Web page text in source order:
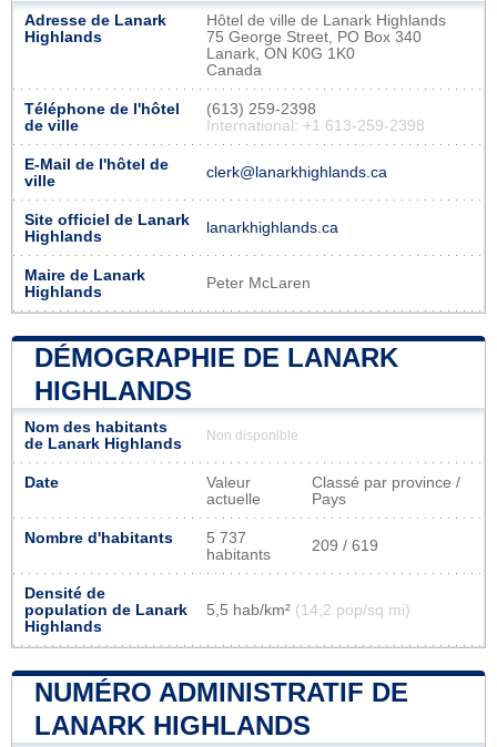
Adresse de Lanark
Highlands
Hôtel de ville de Lanark Highlands
75 George Street, PO Box 340
Lanark, ON K0G 1K0
Canada
Téléphone de l'hôtel
de ville
(613) 259-2398
International: +1 613-259-2398
E-Mail de l'hôtel de
ville
clerk@lanarkhighlands.ca
Site officiel de Lanark
Highlands
lanarkhighlands.ca
Maire de Lanark
Highlands
Peter McLaren
DÉMOGRAPHIE DE LANARK
HIGHLANDS
Nom des habitants
de Lanark Highlands
Non disponible
Date
Valeur
actuelle
Classé par province /
Pays
Nombre d'habitants
5 737
habitants
209 / 619
Densité de
population de Lanark
Highlands
5,5 hab/km² (14,2 pop/sq mi)
NUMÉRO ADMINISTRATIF DE
LANARK HIGHLANDS